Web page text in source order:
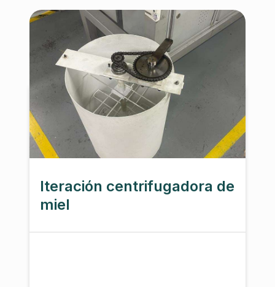
Con la participacion de:
Comunidad
Institución
Iteración centrifugadora de
miel